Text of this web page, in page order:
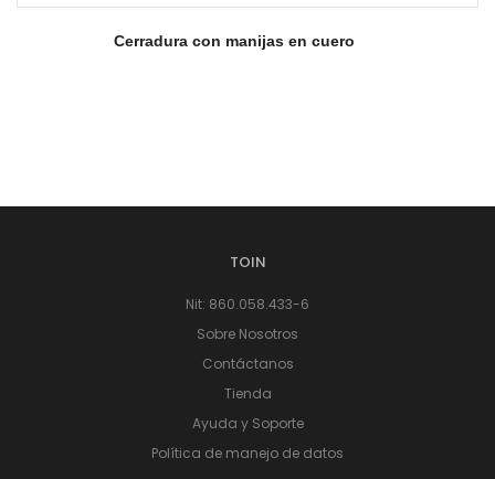
Cerradura con manijas en cuero
TOIN
Nit: 860.058.433-6
Sobre Nosotros
Contáctanos
Tienda
Ayuda y Soporte
Política de manejo de datos